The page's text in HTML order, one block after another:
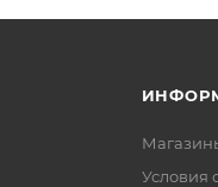
Условия